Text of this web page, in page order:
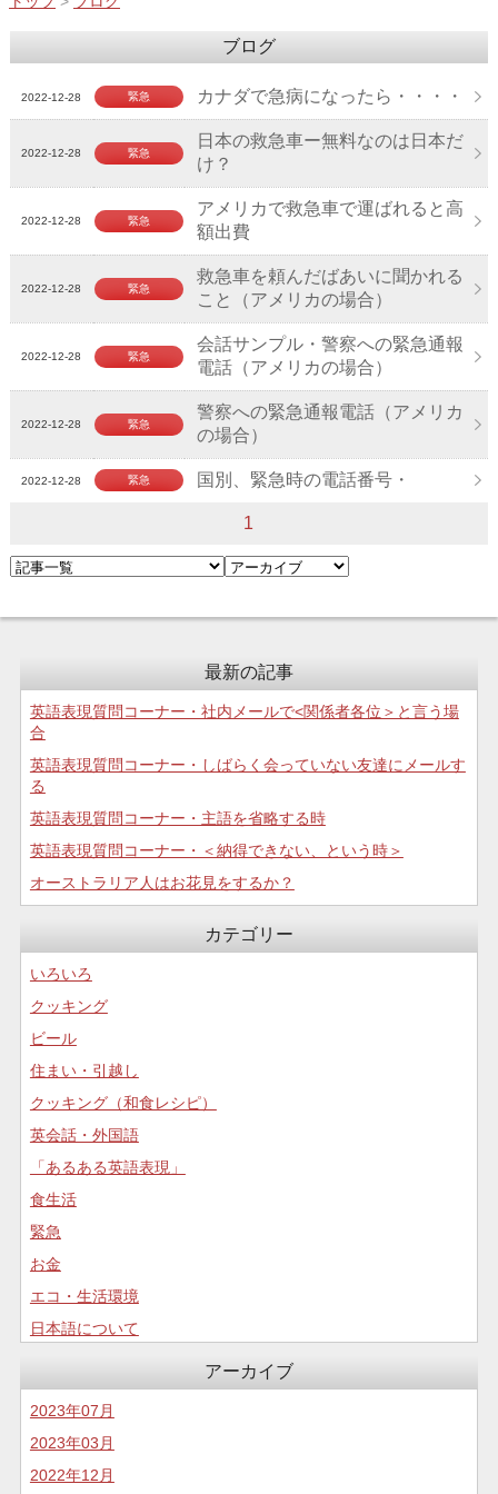
ブログ
2022-12-28 緊急 カナダで急病になったら・・・・
2022-12-28 緊急
日本の救急車ー無料なのは日本だ
け？
2022-12-28 緊急
アメリカで救急車で運ばれると高
額出費
2022-12-28 緊急
救急車を頼んだばあいに聞かれる
こと（アメリカの場合）
2022-12-28 緊急
会話サンプル・警察への緊急通報
電話（アメリカの場合）
2022-12-28 緊急
警察への緊急通報電話（アメリカ
の場合）
2022-12-28 緊急 国別、緊急時の電話番号・
1
最新の記事
英語表現質問コーナー・社内メールで<関係者各位＞と言う場
合
英語表現質問コーナー・しばらく会っていない友達にメールす
る
英語表現質問コーナー・主語を省略する時
英語表現質問コーナー・＜納得できない、という時＞
オーストラリア人はお花見をするか？
カテゴリー
いろいろ
クッキング
ビール
住まい・引越し
クッキング（和食レシピ）
英会話・外国語
「あるある英語表現」
食生活
緊急
お金
エコ・生活環境
日本語について
食生活
アーカイブ
2023年07月
2023年03月
2022年12月